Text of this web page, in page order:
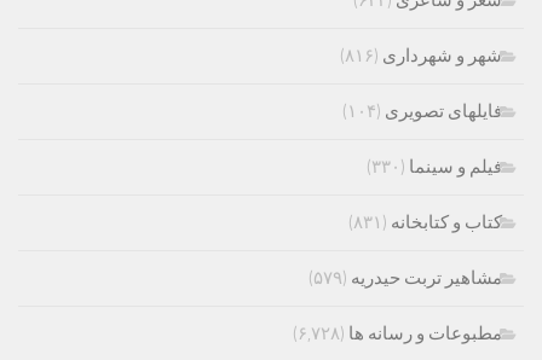
شهر و شهرداری (۸۱۶)
فایلهای تصویری (۱۰۴)
فیلم و سینما (۳۳۰)
کتاب و کتابخانه (۸۳۱)
مشاهیر تربت حیدریه (۵۷۹)
مطبوعات و رسانه ها (۶,۷۲۸)